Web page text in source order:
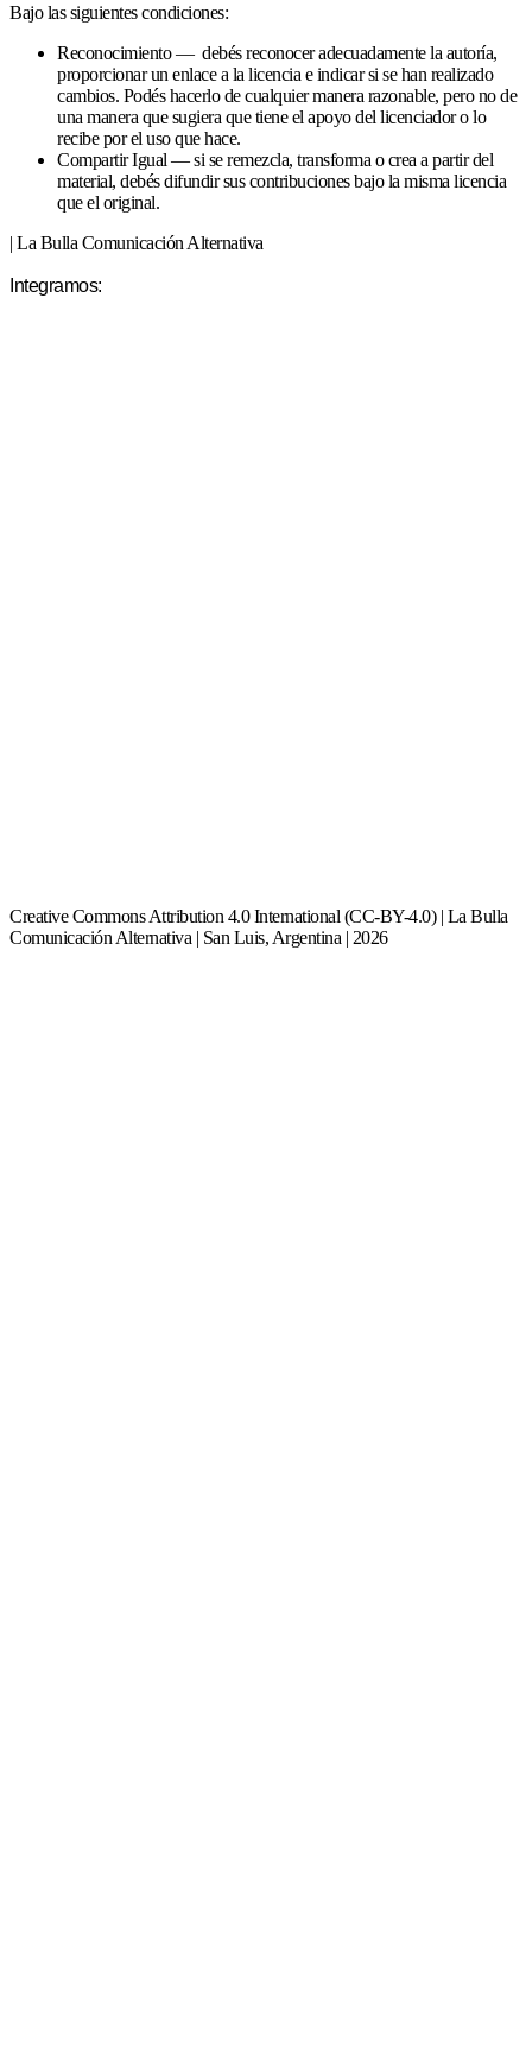
Bajo las siguientes condiciones:
Reconocimiento — debés reconocer adecuadamente la autoría,
proporcionar un enlace a la licencia e indicar si se han realizado
cambios. Podés hacerlo de cualquier manera razonable, pero no de
una manera que sugiera que tiene el apoyo del licenciador o lo
recibe por el uso que hace.
Compartir Igual — si se remezcla, transforma o crea a partir del
material, debés difundir sus contribuciones bajo la misma licencia
que el original.
| La Bulla Comunicación Alternativa
Integramos:
Creative Commons Attribution 4.0 International (CC-BY-4.0) | La Bulla
Comunicación Alternativa | San Luis, Argentina | 2026